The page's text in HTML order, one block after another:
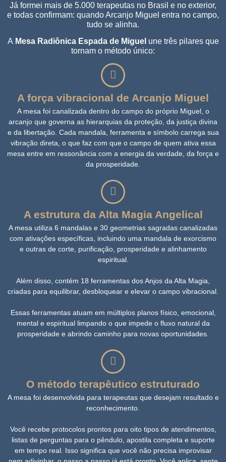
Já formei mais de 5.000 terapeutas no Brasil e no exterior,
e todas confirmam: quando Arcanjo Miguel entra no campo,
tudo se alinha.
A Mesa Radiônica Espada de Miguel une três pilares que
tornam o método único:
A força vibracional de Arcanjo Miguel
A mesa foi canalizada dentro do campo do próprio Miguel, o
arcanjo que governa as hierarquias da proteção, da justiça divina
e da libertação. Cada mandala, ferramenta e símbolo carrega sua
vibração direta, o que faz com que o campo de quem ativa essa
mesa entre em ressonância com a energia da verdade, da força e
da prosperidade.
A estrutura da Alta Magia Angelical
A mesa utiliza 6 mandalas e 30 geometrias sagradas canalizadas
com ativações específicas, incluindo uma mandala de exorcismo
e outras de corte, purificação, prosperidade e alinhamento
espiritual.
Além disso, contém 18 ferramentas dos Anjos da Alta Magia,
criadas para equilibrar, desbloquear e elevar o campo vibracional.
Essas ferramentas atuam em múltiplos planos físico, emocional,
mental e espiritual limpando o que impede o fluxo natural da
prosperidade e abrindo caminho para novas oportunidades.
O método terapêutico estruturado
A mesa foi desenvolvida para terapeutas que desejam resultado e
reconhecimento.
Você recebe protocolos prontos para oito tipos de atendimentos,
listas de perguntas para o pêndulo, apostila completa e suporte
em tempo real. Isso significa que você não precisa improvisar